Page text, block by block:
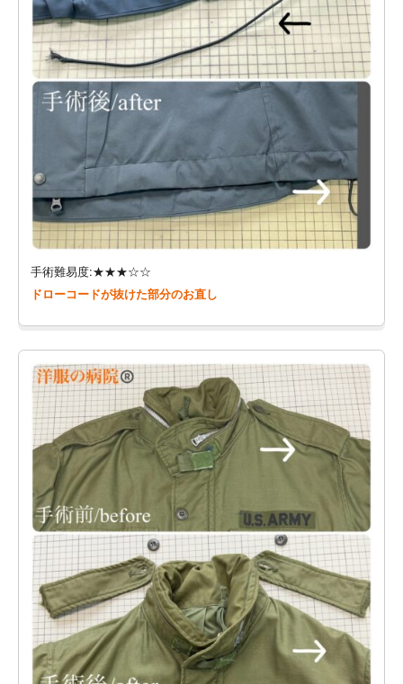
手術難易度:★★★☆☆
ドローコードが抜けた部分のお直し